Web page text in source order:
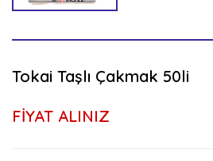
Tokai Taşlı Çakmak 50li
FİYAT ALINIZ